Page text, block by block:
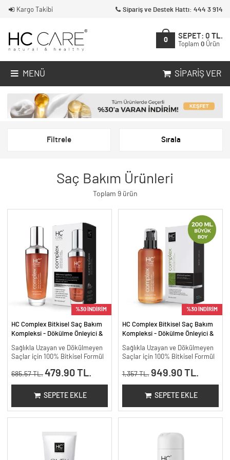
Kargo Takibi Sipariş ve Destek Hattı: 444 3 914
0
SEPET: 0 TL.
Toplam 0 Ürün
MENÜ SIPARIŞ VER
Filtrele Sırala
Saç Bakım Ürünleri
Toplam 9 ürün
%30 İNDİRİM
HC Complex Bitkisel Saç Bakım
Kompleksi - Dökülme Önleyici &
100 ml
Sağlıkla Uzayan ve Dökülmeyen
Saçlar için 100% Bitkisel Formül
685.57 TL. 479.90 TL.
SEPETE EKLE
%30 İNDİRİM
HC Complex Bitkisel Saç Bakım
Kompleksi - Dökülme Önleyici &
200 ml.
Sağlıkla Uzayan ve Dökülmeyen
Saçlar için 100% Bitkisel Formül
1,357 TL. 949.90 TL.
SEPETE EKLE